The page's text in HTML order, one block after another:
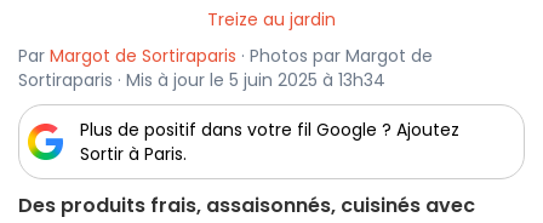
Treize au jardin
Par Margot de Sortiraparis · Photos par Margot de
Sortiraparis · Mis à jour le 5 juin 2025 à 13h34
Plus de positif dans votre fil Google ? Ajoutez
Sortir à Paris.
Des produits frais, assaisonnés, cuisinés avec